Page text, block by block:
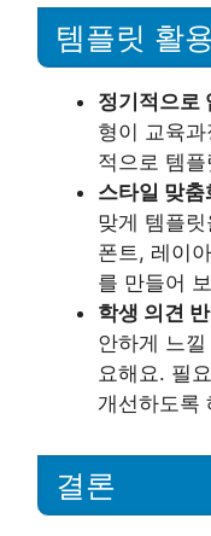
템플릿 활
정기적으로
형이 교육
적으로 템
스타일 맞춤
맞게 템플
폰트, 레이
를 만들어
학생 의견
안하게 느
요해요. 필
개선하도록
결론